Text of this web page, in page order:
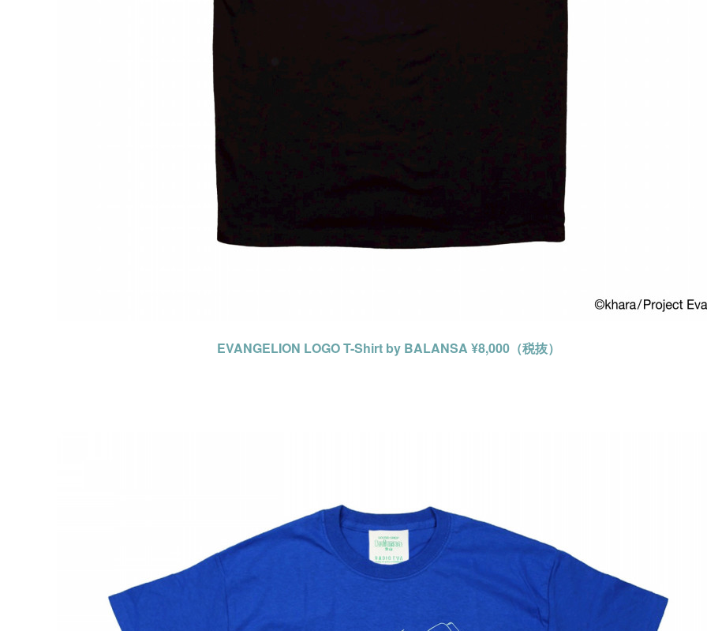
EVANGELION LOGO T-Shirt by BALANSA ¥8,000（税抜）